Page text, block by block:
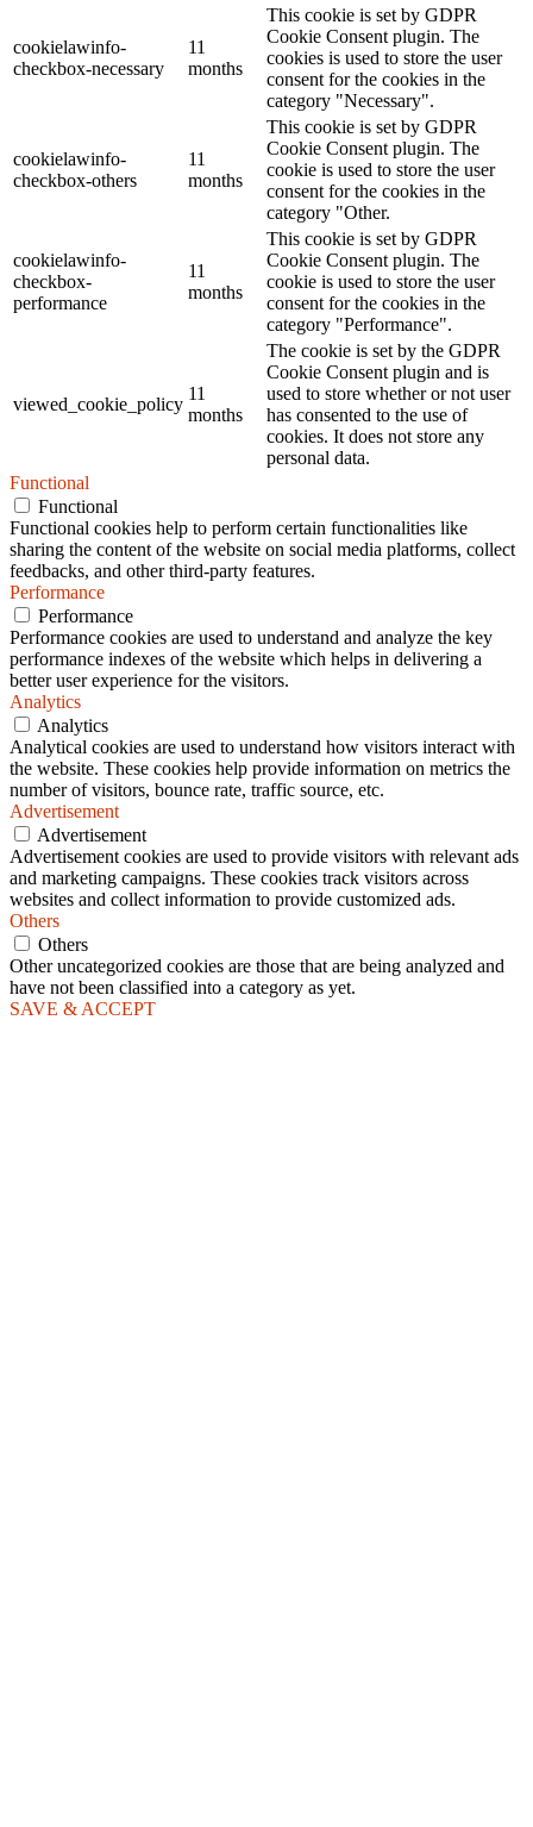
cookielawinfo-
checkbox-necessary
11
months
This cookie is set by GDPR
Cookie Consent plugin. The
cookies is used to store the user
consent for the cookies in the
category "Necessary".
cookielawinfo-
checkbox-others
11
months
This cookie is set by GDPR
Cookie Consent plugin. The
cookie is used to store the user
consent for the cookies in the
category "Other.
cookielawinfo-
checkbox-
performance
11
months
This cookie is set by GDPR
Cookie Consent plugin. The
cookie is used to store the user
consent for the cookies in the
category "Performance".
viewed_cookie_policy
11
months
The cookie is set by the GDPR
Cookie Consent plugin and is
used to store whether or not user
has consented to the use of
cookies. It does not store any
personal data.
Functional
Functional
Functional cookies help to perform certain functionalities like
sharing the content of the website on social media platforms, collect
feedbacks, and other third-party features.
Performance
Performance
Performance cookies are used to understand and analyze the key
performance indexes of the website which helps in delivering a
better user experience for the visitors.
Analytics
Analytics
Analytical cookies are used to understand how visitors interact with
the website. These cookies help provide information on metrics the
number of visitors, bounce rate, traffic source, etc.
Advertisement
Advertisement
Advertisement cookies are used to provide visitors with relevant ads
and marketing campaigns. These cookies track visitors across
websites and collect information to provide customized ads.
Others
Others
Other uncategorized cookies are those that are being analyzed and
have not been classified into a category as yet.
SAVE & ACCEPT